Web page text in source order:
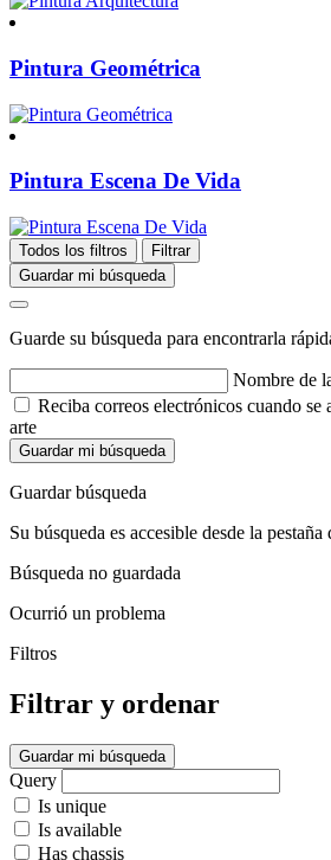
Pintura Geométrica
Pintura Escena De Vida
Todos los filtros
Filtrar
Guardar mi búsqueda
Guarde su búsqueda para encontrarla
Nombre de
Reciba correos electrónicos cuando se
arte
Guardar mi búsqueda
Guardar búsqueda
Su búsqueda es accesible desde la
Búsqueda no guardada
Ocurrió un problema
Filtros
Filtrar y ordenar
Guardar mi búsqueda
Query
Is unique
Is available
Has chassis